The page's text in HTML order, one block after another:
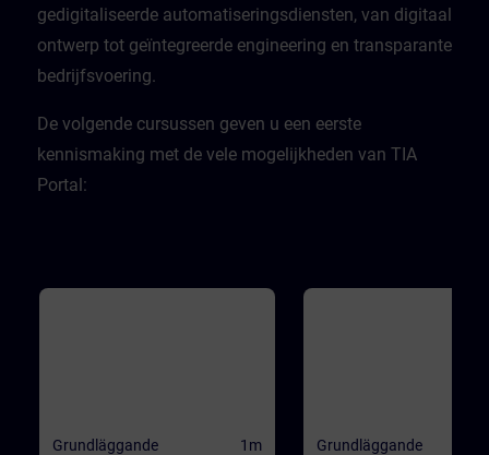
CPU. ValidityTIA Portal V20
gedigitaliseerde automatiseringsdiensten, van digitaal
ontwerp tot geïntegreerde engineering en transparante
bedrijfsvoering. ​
​De volgende cursussen geven u een eerste
kennismaking met de vele mogelijkheden van TIA
Portal:
Grundläggande 1m Grundläggande